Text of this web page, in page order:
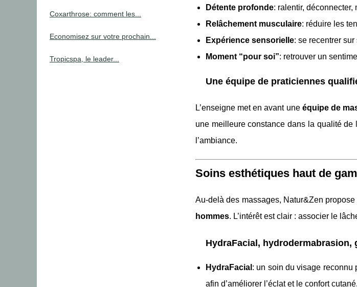
Détente profonde: ralentir, déconnecter,
Relâchement musculaire: réduire les
Expérience sensorielle: se recentrer
Moment “pour soi”: retrouver un
Une équipe de praticiennes
L’enseigne met en avant une équipe de
une meilleure constance dans la qualité de
l’ambiance.
Soins esthétiques haut de
Au-delà des massages, Natur&Zen
hommes. L’intérêt est clair : associer le
HydraFacial,
HydraFacial : un soin du visage reconnu
afin d’améliorer l’éclat et le confort cutané.
Coxarthrose: comment les...
Economisez sur votre prochain...
Tropicspa, le leader...